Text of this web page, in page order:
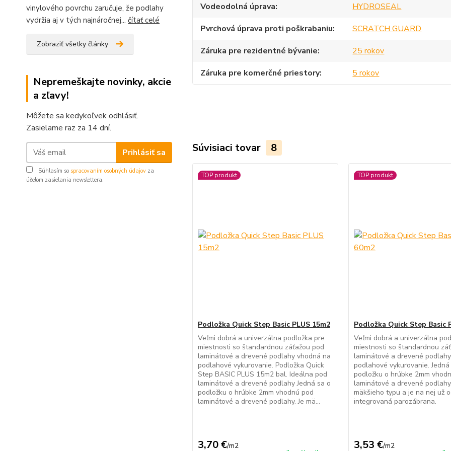
vinylového povrchu zaručuje, že podlahy
vydržia aj v tých najnáročnej... čítať celé
Zobraziť všetky články
Nepremeškajte novinky, akcie
a zľavy!
Môžete sa kedykoľvek odhlásiť.
Zasielame raz za 14 dní.
Prihlásiť sa
Súhlasím so spracovaním osobných údajov za
účelom zasielania newslettera.
Vodeodolná úprava
HYDROSEAL
Pvrchová úprava proti poškrabaniu
SCRATCH GUARD
Záruka pre rezidentné bývanie
25 rokov
Záruka pre komerčné priestory
5 rokov
Súvisiaci tovar 8
TOP produkt
Podložka Quick Step Basic PLUS 15m2
Veľmi dobrá a univerzálna podložka pre
miestnosti so štandardnou záťažou pod
laminátové a drevené podlahy vhodná na
podlahové vykurovanie. Podložka Quick
Step BASIC PLUS 15m2 bal. Ideálna pod
laminátové a drevené podlahy Jedná sa o
podložku o hrúbke 2mm vhodnú pod
laminátové a drevené podlahy. Je mä...
3,70 €/m2
TOP produkt
Podložka Quick Step Basic
Veľmi dobrá a univerzálna
miestnosti so štandardnou
laminátové a drevené
podlahové vykurovanie.
podložku o hrúbke 2mm
laminátové a drevené
mäkšieho typu a je na nej už
integrovaná parozábrana.
3,53 €/m2